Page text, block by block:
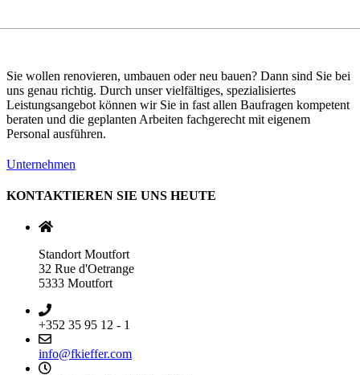
Sie wollen renovieren, umbauen oder neu bauen? Dann sind Sie bei
uns genau richtig. Durch unser vielfältiges, spezialisiertes
Leistungsangebot können wir Sie in fast allen Baufragen kompetent
beraten und die geplanten Arbeiten fachgerecht mit eigenem
Personal ausführen.
Unternehmen
KONTAKTIEREN SIE UNS HEUTE
Standort Moutfort
32 Rue d'Oetrange
5333 Moutfort
+352 35 95 12 - 1
info@fkieffer.com